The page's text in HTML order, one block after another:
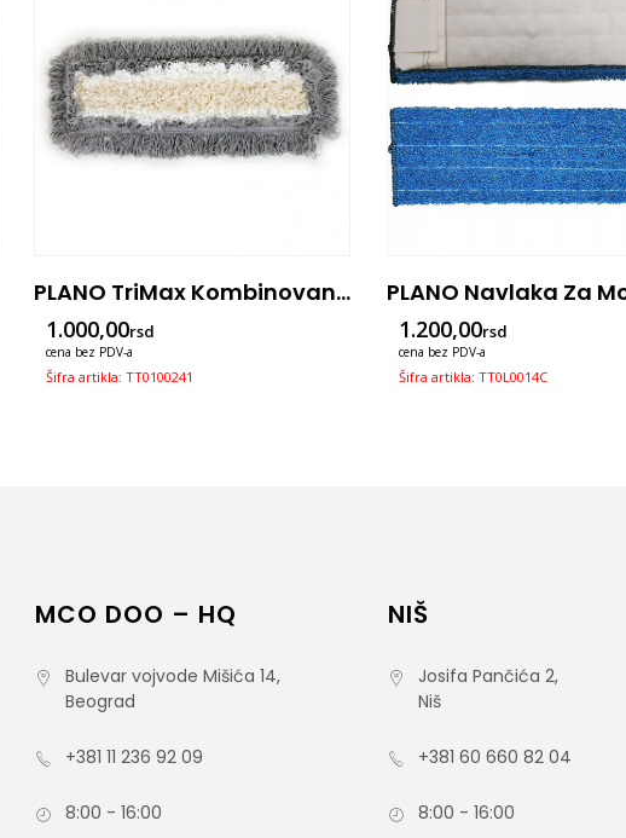
PLANO TriMax Kombinovana Navlaka Za Mop-Mikrofiber, Pamuk I Poliester 40cm
1.000,00rsd
cena bez PDV-a
Šifra artikla: TT0100241
1.200,00rsd
cena bez PDV-a
Šifra artikla: TT0L0014C
MCO DOO – HQ
Bulevar vojvode Mišića 14,
Beograd
+381 11 236 92 09
8:00 - 16:00
NIŠ
Josifa Pančića 2,
Niš
+381 60 660 82 04
8:00 - 16:00